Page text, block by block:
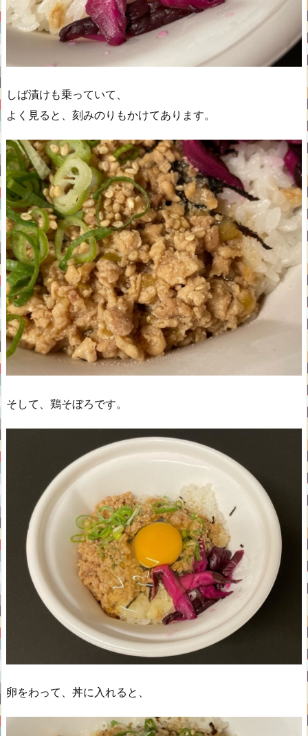
しば漬けも乗っていて、
よく見ると、刻みのりもかけてあります。
そして、鶏そぼろです。
卵をわって、丼に入れると、